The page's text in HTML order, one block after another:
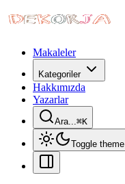
Makaleler
Kategoriler
Hakkımızda
Yazarlar
Ara...⌘K
Toggle theme